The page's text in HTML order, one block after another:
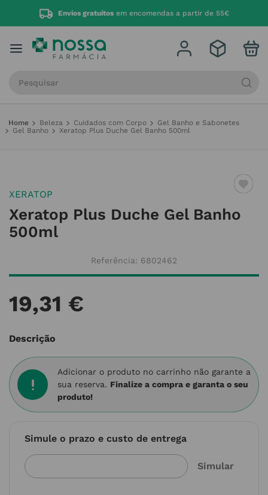
Envios gratuitos em encomendas a partir de 55€
Beleza Cuidados com Corpo
Gel Banho e Sabonetes
Gel Banho
Xeratop Plus Duche Gel Banho 500ml
XERATOP
Xeratop Plus Duche Gel Banho
500ml
Referência: 6802462
19,31 €
Descrição
Adicionar o produto no carrinho não garante a
sua reserva. Finalize a compra e garanta o seu
produto!
Simule o prazo e custo de entrega